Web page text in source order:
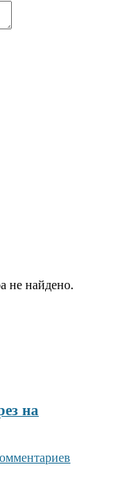
не найдено.
на